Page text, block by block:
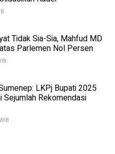
Tidak Sia-Sia, Mahfud MD
Parlemen Nol Persen
LKPj Bupati 2025
Sejumlah Rekomendasi